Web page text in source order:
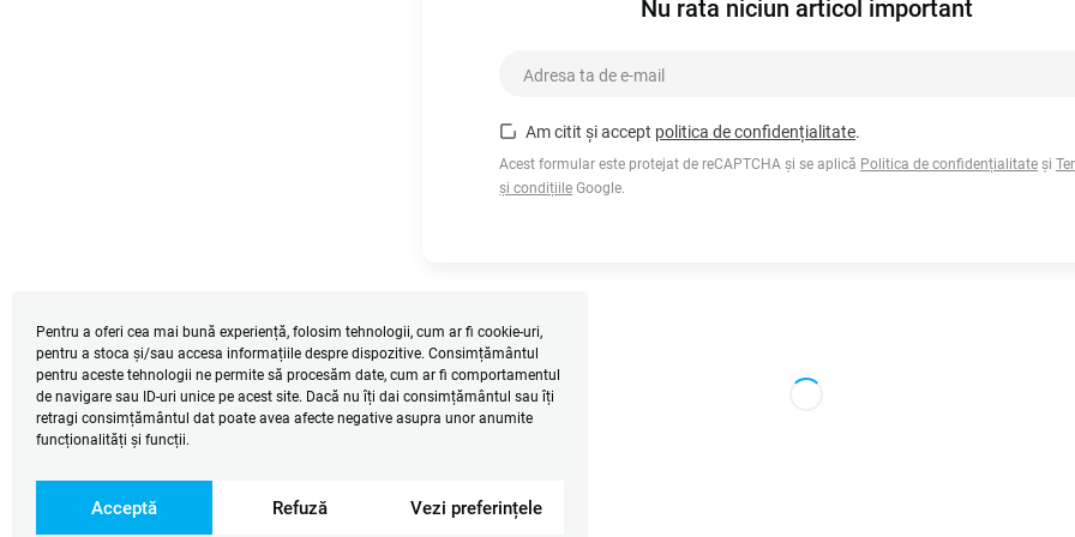
Pentru a oferi cea mai bună experiență, folosim tehnologii, cum ar fi cookie-uri,
pentru a stoca și/sau accesa informațiile despre dispozitive. Consimțământul
pentru aceste tehnologii ne permite să procesăm date, cum ar fi comportamentul
de navigare sau ID-uri unice pe acest site. Dacă nu îți dai consimțământul sau îți
retragi consimțământul dat poate avea afecte negative asupra unor anumite
funcționalități și funcții.
Acceptă Refuză Vezi preferințele
Nu rata niciun articol important
Am citit și accept politica de confidențialitate.
Acest formular este protejat de reCAPTCHA și se aplică Politica de confidențialitate și
și condițiile Google.